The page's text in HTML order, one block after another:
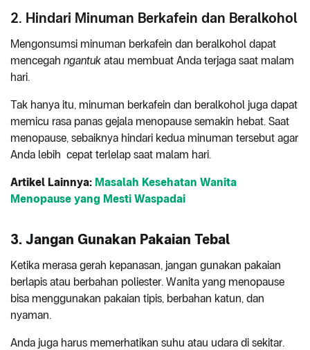
2. Hindari Minuman Berkafein dan Beralkohol
Mengonsumsi minuman berkafein dan beralkohol dapat
mencegah ngantuk atau membuat Anda terjaga saat malam
hari.
Tak hanya itu, minuman berkafein dan beralkohol juga dapat
memicu rasa panas gejala menopause semakin hebat. Saat
menopause, sebaiknya hindari kedua minuman tersebut agar
Anda lebih cepat terlelap saat malam hari.
Artikel Lainnya: Masalah Kesehatan Wanita
Menopause yang Mesti Waspadai
3. Jangan Gunakan Pakaian Tebal
Ketika merasa gerah kepanasan, jangan gunakan pakaian
berlapis atau berbahan poliester. Wanita yang menopause
bisa menggunakan pakaian tipis, berbahan katun, dan
nyaman.
Anda juga harus memerhatikan suhu atau udara di sekitar.